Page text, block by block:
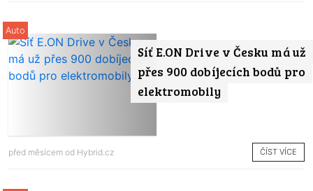
Síť E.ON Drive v Česku má už
přes 900 dobíjecích bodů pro
elektromobily
Auto
před měsícem od Hybrid.cz ČÍST VÍCE